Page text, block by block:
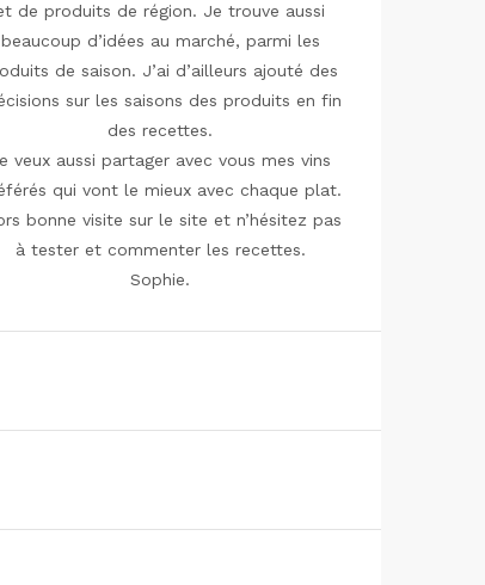
de produits de région. Je trouve aussi
beaucoup d’idées au marché, parmi les
de saison. J’ai d’ailleurs ajouté des
sur les saisons des produits en fin
des recettes.
veux aussi partager avec vous mes vins
qui vont le mieux avec chaque plat.
bonne visite sur le site et n’hésitez pas
à tester et commenter les recettes.
Sophie.